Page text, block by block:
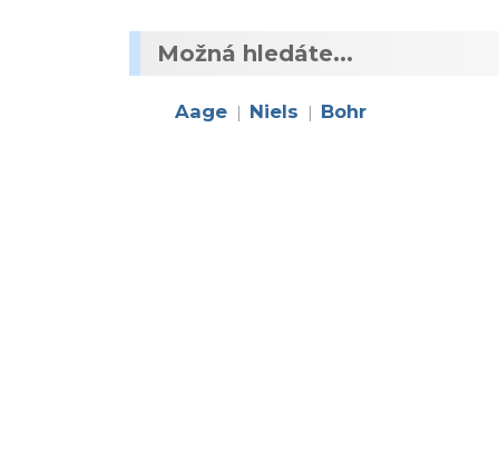
Možná hledáte...
Aage | Niels | Bohr